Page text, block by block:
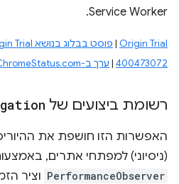
Service Worker.
Origin Trial
| פוסט בבלוג בנושא Origin Trial
400473072
| ערך ב-ChromeStatus.com
רשומת ביצועים של
האפשרות הזו חושפת את
(ניסיוני) למפתחי אתרים,
PerformanceObserver וציר